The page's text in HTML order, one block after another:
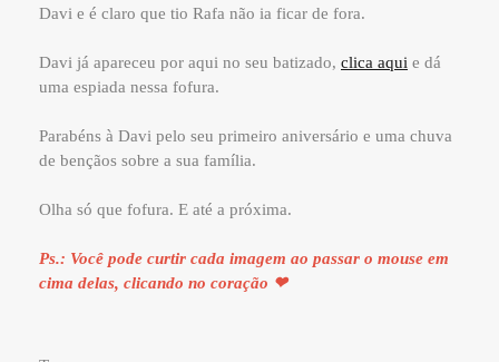
Davi e é claro que tio Rafa não ia ficar de fora.
Davi já apareceu por aqui no seu batizado, clica aqui e dá
uma espiada nessa fofura.
Parabéns à Davi pelo seu primeiro aniversário e uma chuva
de bençãos sobre a sua família.
Olha só que fofura. E até a próxima.
Ps.: Você pode curtir cada imagem ao passar o mouse em
cima delas, clicando no coração ❤